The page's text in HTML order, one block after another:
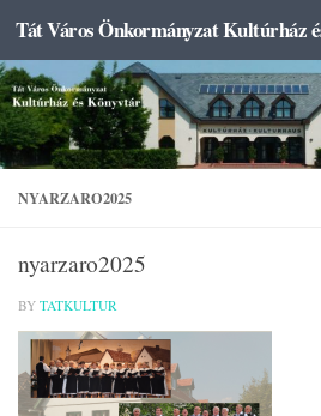
Skip to content
NYARZARO2025
nyarzaro2025
BY TATKULTUR